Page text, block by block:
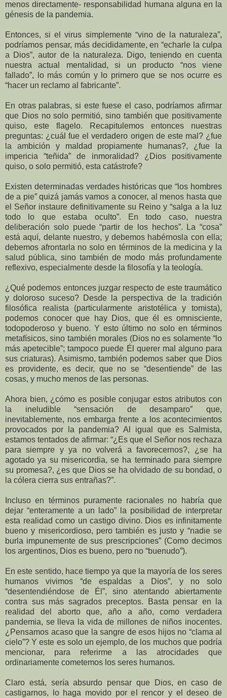
menos directamente- responsabilidad humana alguna en la
génesis de la pandemia.
Entonces, si el virus simplemente “vino de la naturaleza”,
podríamos pensar, más decididamente, en “echarle la culpa
a Dios”, autor de la naturaleza. Digo, teniendo en cuenta
nuestra actual mentalidad, si un producto “nos viene
fallado”, lo más común y lo primero que se nos ocurre es
“hacer un reclamo al fabricante”.
En otras palabras, si este fuese el caso, podríamos afirmar
que Dios no solo permitió, sino también que positivamente
quiso, este flagelo. Recapitulemos entonces nuestras
preguntas: ¿cuál fue el verdadero origen de este mal? ¿fue
la ambición y maldad propiamente humanas?, ¿fue la
impericia “teñida” de inmoralidad? ¿Dios positivamente
quiso, o solo permitió, esta catástrofe?
Existen determinadas verdades históricas que “los hombres
de a pie” quizá jamás vamos a conocer, al menos hasta que
el Señor instaure definitivamente su Reino y “salga a la luz
todo lo que estaba oculto”. En todo caso, nuestra
deliberación solo puede “partir de los hechos”. La “cosa”
está aquí, delante nuestro, y debemos habérnosla con ella;
debemos afrontarla no solo en términos de la medicina y la
salud pública, sino también de modo más profundamente
reflexivo, especialmente desde la filosofía y la teología.
¿Qué podemos entonces juzgar respecto de este traumático
y doloroso suceso? Desde la perspectiva de la tradición
filosófica realista (particularmente aristotélica y tomista),
podemos conocer que hay Dios, que él es omnisciente,
todopoderoso y bueno. Y esto último no solo en términos
metafísicos, sino también morales (Dios no es solamente “lo
más apetecible”; tampoco puede Él querer mal alguno para
sus criaturas). Asimismo, también podemos saber que Dios
es providente, es decir, que no se “desentiende” de las
cosas, y mucho menos de las personas.
Ahora bien, ¿cómo es posible conjugar estos atributos con
la ineludible “sensación de desamparo” que,
inevitablemente, nos embarga frente a los acontecimientos
provocados por la pandemia? Al igual que es Salmista,
estamos tentados de afirmar: “¿Es que el Señor nos rechaza
para siempre y ya no volverá a favorecernos?, ¿se ha
agotado ya su misericordia, se ha terminado para siempre
su promesa?, ¿es que Dios se ha olvidado de su bondad, o
la cólera cierra sus entrañas?”.
Incluso en términos puramente racionales no habría que
dejar “enteramente a un lado” la posibilidad de interpretar
esta realidad como un castigo divino. Dios es infinitamente
bueno y misericordioso, pero también es justo y “nadie se
burla impunemente de sus prescripciones” (Como decimos
los argentinos, Dios es bueno, pero no “buenudo”).
En este sentido, hace tiempo ya que la mayoría de los seres
humanos vivimos “de espaldas a Dios”, y no solo
“desentendiéndose de Él”, sino atentando abiertamente
contra sus más sagrados preceptos. Basta pensar en la
realidad del aborto que, año a año, como verdadera
pandemia, se lleva la vida de millones de niños inocentes.
¿Pensamos acaso que la sangre de esos hijos no “clama al
cielo”? Y este es solo un ejemplo, de los muchos que podría
mencionar, para referirme a las atrocidades que
ordinariamente cometemos los seres humanos.
Claro está, sería absurdo pensar que Dios, en caso de
castigarnos, lo haga movido por el rencor y el deseo de